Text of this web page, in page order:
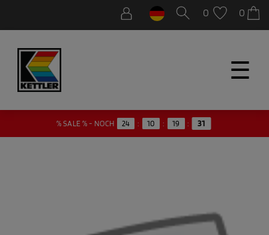
0 0
☰
% SALE % - NOCH 24 : 10 : 19 : 31